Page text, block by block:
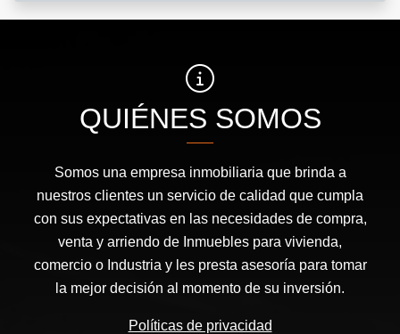
QUIÉNES SOMOS
Somos una empresa inmobiliaria que brinda a
nuestros clientes un servicio de calidad que cumpla
con sus expectativas en las necesidades de compra,
venta y arriendo de Inmuebles para vivienda,
comercio o Industria y les presta asesoría para tomar
la mejor decisión al momento de su inversión.
Políticas de privacidad